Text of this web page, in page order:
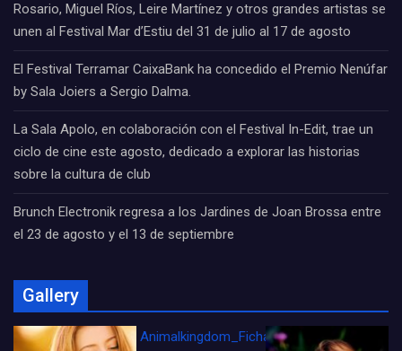
Rosario, Miguel Ríos, Leire Martínez y otros grandes artistas se
unen al Festival Mar d’Estiu del 31 de julio al 17 de agosto
El Festival Terramar CaixaBank ha concedido el Premio Nenúfar
by Sala Joiers a Sergio Dalma.
La Sala Apolo, en colaboración con el Festival In-Edit, trae un
ciclo de cine este agosto, dedicado a explorar las historias
sobre la cultura de club
Brunch Electronik regresa a los Jardines de Joan Brossa entre
el 23 de agosto y el 13 de septiembre
Gallery
Animalkingdom_FichaCine